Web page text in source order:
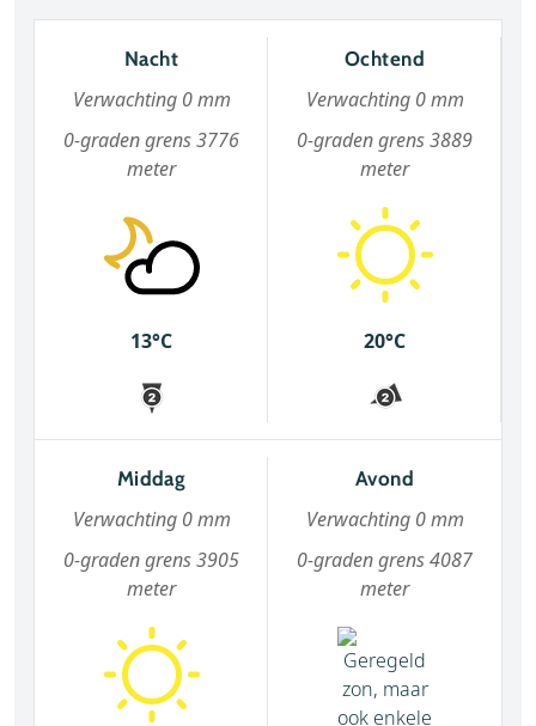
Nacht
Verwachting 0 mm
0-graden grens 3776
meter
13°C
Ochtend
Verwachting 0 mm
0-graden grens 3889
meter
20°C
Middag
Verwachting 0 mm
0-graden grens 3905
meter
Avond
Verwachting 0 mm
0-graden grens 4087
meter